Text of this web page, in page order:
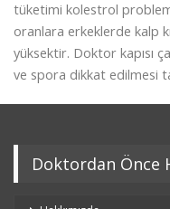
tüketimi kolestrol
oranlara erkeklerde kalp
yüksektir. Doktor kapısı
ve spora dikkat edilmesi
Doktordan Önce